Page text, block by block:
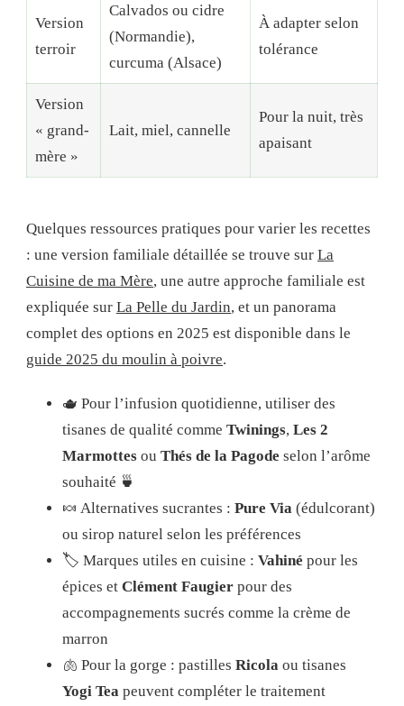
Version
terroir
Calvados ou cidre
(Normandie),
curcuma (Alsace)
À adapter selon
tolérance
Version
« grand-
mère »
Lait, miel, cannelle
Pour la nuit, très
apaisant
Quelques ressources pratiques pour varier les recettes
: une version familiale détaillée se trouve sur La
Cuisine de ma Mère, une autre approche familiale est
expliquée sur La Pelle du Jardin, et un panorama
complet des options en 2025 est disponible dans le
guide 2025 du moulin à poivre.
🫖 Pour l’infusion quotidienne, utiliser des
tisanes de qualité comme Twinings, Les 2
Marmottes ou Thés de la Pagode selon l’arôme
souhaité 🍵
🍬 Alternatives sucrantes : Pure Via (édulcorant)
ou sirop naturel selon les préférences
🏷️ Marques utiles en cuisine : Vahiné pour les
épices et Clément Faugier pour des
accompagnements sucrés comme la crème de
marron
🫁 Pour la gorge : pastilles Ricola ou tisanes
Yogi Tea peuvent compléter le traitement